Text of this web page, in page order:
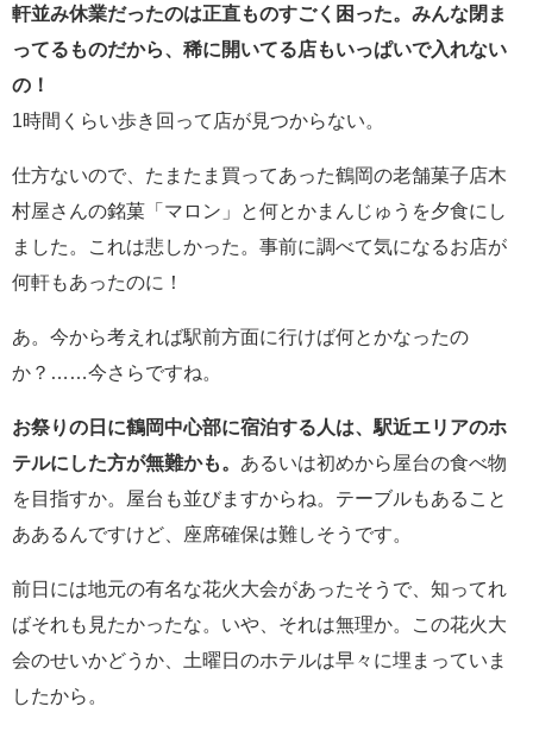
軒並み休業だったのは正直ものすごく困った。みんな閉ま
ってるものだから、稀に開いてる店もいっぱいで入れない
の！
1時間くらい歩き回って店が見つからない。
仕方ないので、たまたま買ってあった鶴岡の老舗菓子店木
村屋さんの銘菓「マロン」と何とかまんじゅうを夕食にし
ました。これは悲しかった。事前に調べて気になるお店が
何軒もあったのに！
あ。今から考えれば駅前方面に行けば何とかなったの
か？……今さらですね。
お祭りの日に鶴岡中心部に宿泊する人は、駅近エリアのホ
テルにした方が無難かも。 あるいは初めから屋台の食べ物
を目指すか。屋台も並びますからね。テーブルもあること
ああるんですけど、座席確保は難しそうです。
前日には地元の有名な花火大会があったそうで、知ってれ
ばそれも見たかったな。いや、それは無理か。この花火大
会のせいかどうか、土曜日のホテルは早々に埋まっていま
したから。